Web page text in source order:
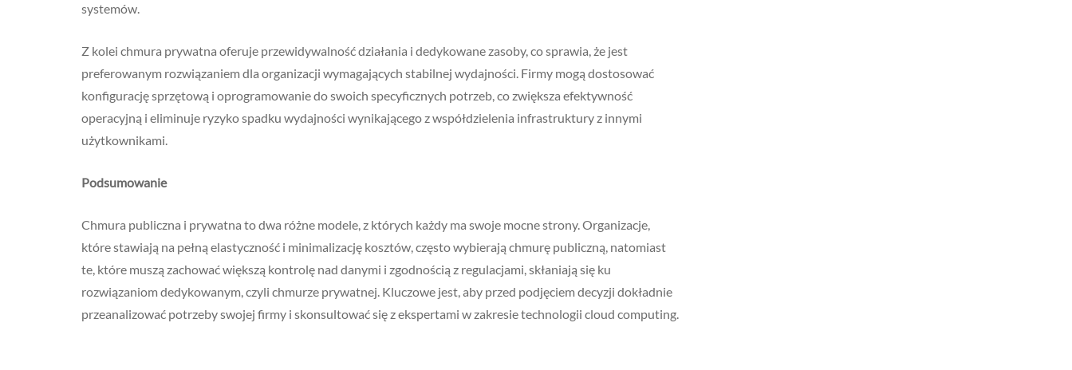
systemów.
Z kolei chmura prywatna oferuje przewidywalność działania i dedykowane zasoby, co sprawia, że jest
preferowanym rozwiązaniem dla organizacji wymagających stabilnej wydajności. Firmy mogą dostosować
konfigurację sprzętową i oprogramowanie do swoich specyficznych potrzeb, co zwiększa efektywność
operacyjną i eliminuje ryzyko spadku wydajności wynikającego z współdzielenia infrastruktury z innymi
użytkownikami.
Podsumowanie
Chmura publiczna i prywatna to dwa różne modele, z których każdy ma swoje mocne strony. Organizacje,
które stawiają na pełną elastyczność i minimalizację kosztów, często wybierają chmurę publiczną, natomiast
te, które muszą zachować większą kontrolę nad danymi i zgodnością z regulacjami, skłaniają się ku
rozwiązaniom dedykowanym, czyli chmurze prywatnej. Kluczowe jest, aby przed podjęciem decyzji dokładnie
przeanalizować potrzeby swojej firmy i skonsultować się z ekspertami w zakresie technologii cloud computing.